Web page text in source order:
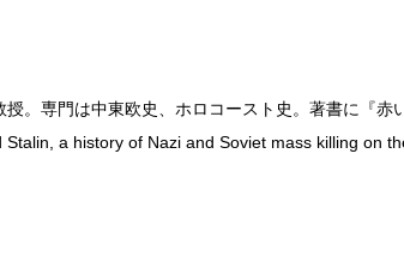
。専門は中東欧史、ホロコースト史。著書に『
a history of Nazi and Soviet mass killing on